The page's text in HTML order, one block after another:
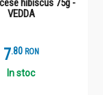
hibiscus 75g -
VEDDA
7.8 RON
In stoc